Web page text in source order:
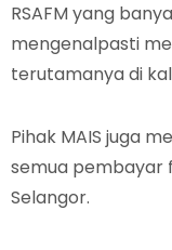
RSAFM yang
mengenalpasti
terutamanya di
Pihak MAIS juga
semua pembayar
Selangor.